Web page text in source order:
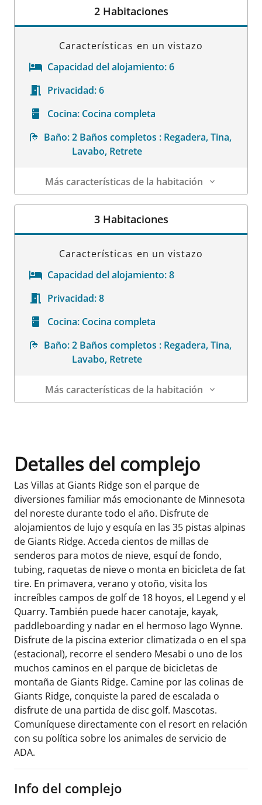
2 Habitaciones
Características en un vistazo
Capacidad del alojamiento:6
Privacidad:6
Cocina: Cocina completa
Baño: 2 Baños completos : Regadera, Tina,
Lavabo, Retrete
Más características de la habitación
Datos de la habitación
3 Habitaciones
Características en un vistazo
Capacidad del alojamiento:8
Privacidad:8
Cocina: Cocina completa
Baño: 2 Baños completos : Regadera, Tina,
Lavabo, Retrete
Más características de la habitación
Detalles del complejo
Las Villas at Giants Ridge son el parque de
diversiones familiar más emocionante de Minnesota
del noreste durante todo el año. Disfrute de
alojamientos de lujo y esquía en las 35 pistas alpinas
de Giants Ridge. Acceda cientos de millas de
senderos para motos de nieve, esquí de fondo,
tubing, raquetas de nieve o monta en bicicleta de fat
tire. En primavera, verano y otoño, visita los
increíbles campos de golf de 18 hoyos, el Legend y el
Quarry. También puede hacer canotaje, kayak,
paddleboarding y nadar en el hermoso lago Wynne.
Disfrute de la piscina exterior climatizada o en el spa
(estacional), recorre el sendero Mesabi o uno de los
muchos caminos en el parque de bicicletas de
montaña de Giants Ridge. Camine por las colinas de
Giants Ridge, conquiste la pared de escalada o
disfrute de una partida de disc golf. Mascotas.
Comuníquese directamente con el resort en relación
con su política sobre los animales de servicio de
ADA.
Info del complejo